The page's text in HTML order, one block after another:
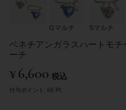
Gマルチ Sマルチ
ベネチアンガラスハートモ
ーチ
¥6,600 税込
付与ポイント: 66 Pt.